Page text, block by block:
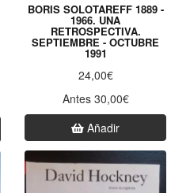
BORIS SOLOTAREFF 1889 -
1966. UNA
RETROSPECTIVA.
SEPTIEMBRE - OCTUBRE
1991
24,00€
Antes 30,00€
Añadir